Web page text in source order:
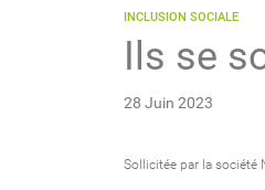
INCLUSION SOCIALE
Ils se
28 Juin 2023
Sollicitée par la société